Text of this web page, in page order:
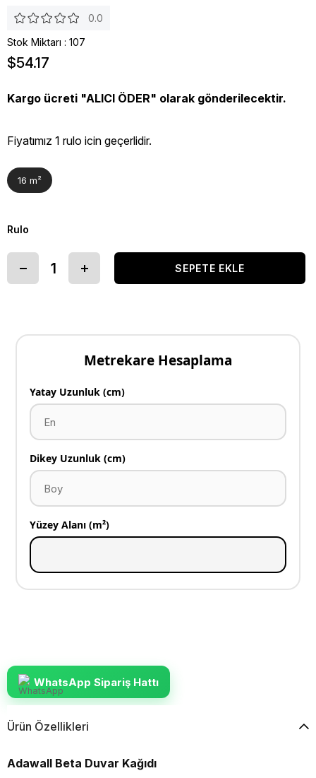
0.0
Stok Miktarı : 107
$54.17
Kargo ücreti "ALICI ÖDER" olarak gönderilecektir.
Fiyatımız 1 rulo icin geçerlidir.
16 m²
Rulo
Metrekare Hesaplama
Yatay Uzunluk (cm)
Dikey Uzunluk (cm)
Yüzey Alanı (m²)
WhatsApp Sipariş Hattı
Ürün Özellikleri
Adawall Beta Duvar Kağıdı